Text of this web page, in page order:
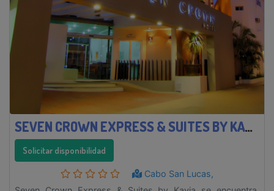
SEVEN CROWN EXPRESS & SUITES BY KAVIA
Solicitar disponibilidad
Cabo San Lucas,